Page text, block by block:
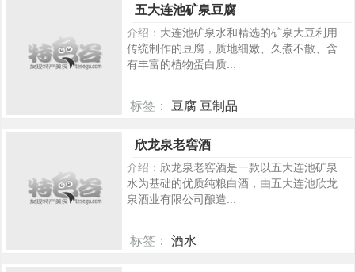
五大连池矿泉豆腐
介绍： 大连池矿泉水和精选的矿泉大豆利用
传统制作的豆腐，质地细嫩、久煮不散、含
有丰富的植物蛋白质...
标签： 豆腐 豆制品
欣龙泉老窖酒
介绍： 欣龙泉老窖酒是一款以五大连池矿泉
水为基础的优质纯粮白酒，由五大连池欣龙
泉酒业有限公司酿造...
标签： 酒水